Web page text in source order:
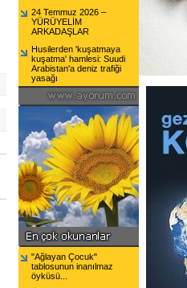
24 Temmuz 2026 –
YÜRÜYELİM
ARKADAŞLAR
Husilerden 'kuşatmaya
kuşatma' hamlesi: Suudi
Arabistan'a deniz trafiği
yasağı
"Ağlayan Çocuk"
tablosunun inanılmaz
öyküsü...